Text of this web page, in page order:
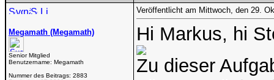
Megamath (Megamath)
Senior Mitglied
Benutzername: Megamath
Nummer des Beitrags: 2883
Veröffentlicht am Mittwoch, den 29.
Hi Markus, hi
Zu dieser